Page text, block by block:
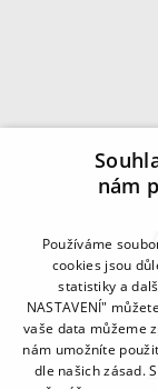
nám
Používáme
cookies jsou
statistiky a
NASTAVENÍ"
vaše data můžeme
nám umožníte
dle našich zásad.